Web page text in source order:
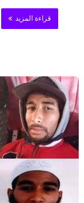
قراءة المزيد